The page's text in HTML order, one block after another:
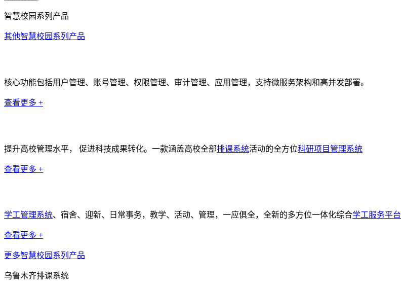
智慧校园系列产品
其他智慧校园系列产品
核心功能包括用户管理、账号管理、权限管理、审计管理、应用管理，支持微服务架构和高并发部署。
查看更多 +
提升高校管理水平， 促进科技成果转化。一款涵盖高校全部排课系统活动的全方位科研项目管理系统
查看更多 +
学工管理系统、宿舍、迎新、日常事务，教学、活动、管理，一应俱全，全新的多方位一体化综合学工服务平台
查看更多 +
更多智慧校园系列产品
乌鲁木齐排课系统